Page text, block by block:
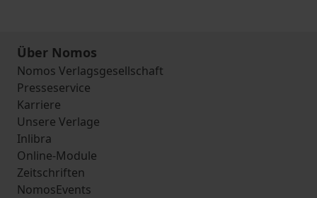
Über Nomos
Nomos Verlagsgesellschaft
Presseservice
Karriere
Unsere Verlage
Inlibra
Online-Module
Zeitschriften
NomosEvents